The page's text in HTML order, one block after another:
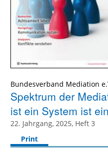
Bundesverband Mediation
Spektrum der
ist ein System ist
22. Jahrgang, 2025, Heft 3
Print